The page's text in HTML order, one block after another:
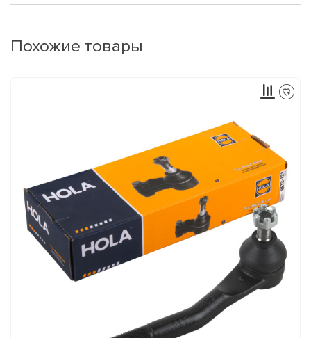
Похожие товары